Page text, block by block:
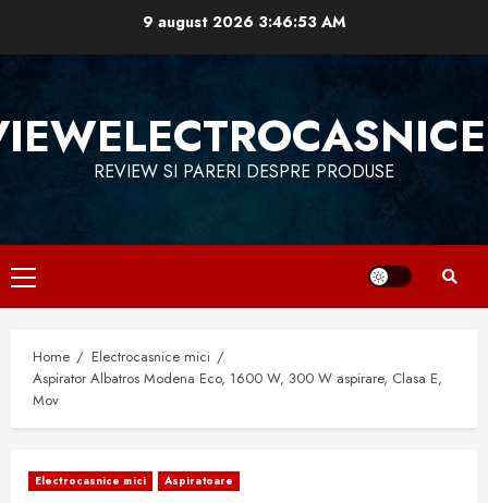
9 august 2026 3:46:54 AM
REVIEW SI PARERI DESPRE PRODUSE
Primary
Menu
Home
Electrocasnice mici
Aspirator Albatros Modena Eco, 1600 W, 300 W aspirare, Clasa E,
Mov
Electrocasnice mici Aspiratoare